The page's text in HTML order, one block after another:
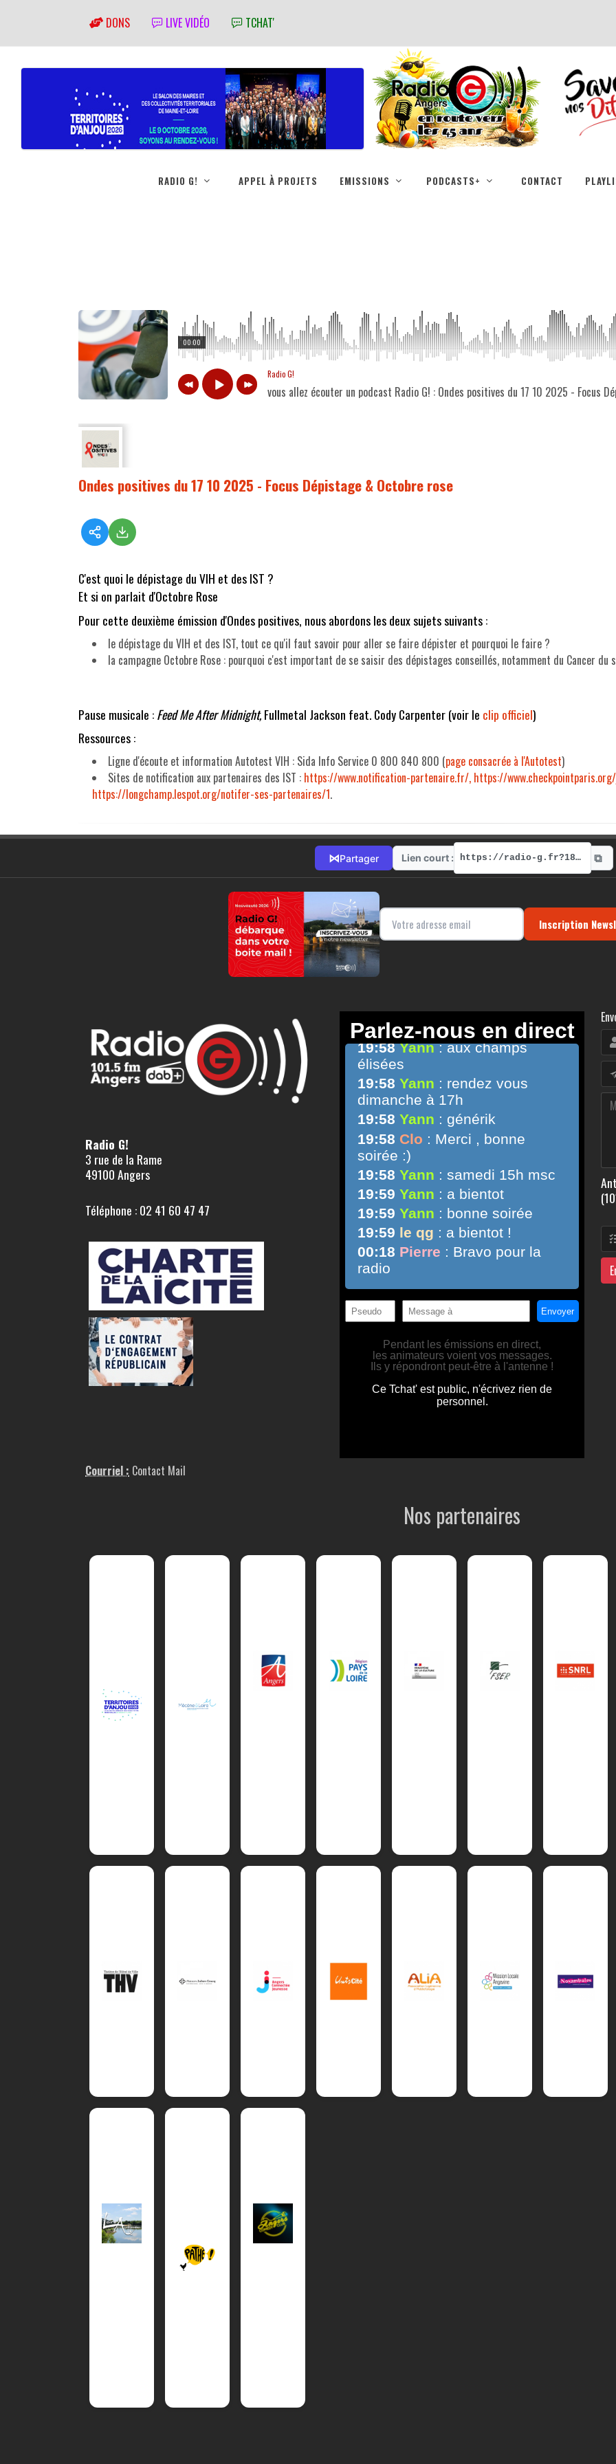
DONS LIVE VIDÉO TCHAT'
RADIO G! APPEL À PROJETS EMISSIONS PODCASTS+ CONTACT
00:00
Radio G!
vous allez écouter un podcast Radio G! : Ondes positives du 17 10 2025 - Focus
Ondes positives du 17 10 2025 - Focus Dépistage & Octobre rose
C'est quoi le dépistage du VIH et des IST ?
Et si on parlait d'Octobre Rose
Pour cette deuxième émission d'Ondes positives, nous abordons les deux sujets suivants :
le dépistage du VIH et des IST, tout ce qu'il faut savoir pour aller se faire dépister et pourquoi le faire ?
la campagne Octobre Rose : pourquoi c'est important de se saisir des dépistages conseillés, notamment du Cancer du
Pause musicale :Feed Me After Midnight,Fullmetal Jackson feat. Cody Carpenter (voir le clip officiel)
Ressources :
Ligne d'écoute et information Autotest VIH : Sida Info Service 0 800 840 800 (page consacrée à l'Autotest)
Sites de notification aux partenaires des IST : https://www.notification-partenaire.fr/, https://
https://longchamp.lespot.org/notifer-ses-partenaires/1.
⋈Partager Lien court : https://radio-g.fr?18744 ⧉
Inscription
Radio G!
3 rue de la Rame
49100 Angers
Téléphone : 02 41 60 47 47
Courriel : Contact Mail
Nos partenaires